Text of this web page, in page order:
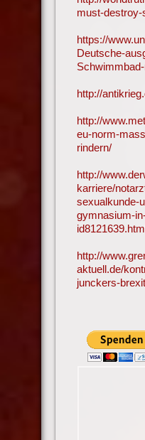
must-
https://
Deutsche-
http://
http://
eu-norm-
rindern/
http://
karriere/
sexualkunde-
gymnasium-
http://
aktuell.de/
junckers-